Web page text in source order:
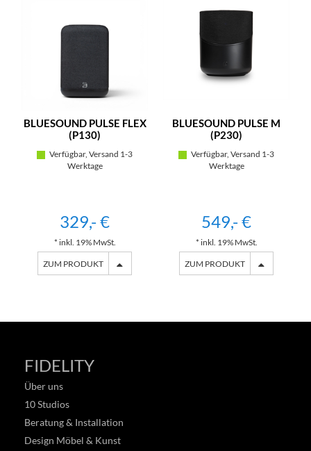
BLUESOUND PULSE FLEX
(P130)
Verfügbar, Versand 1-3
Werktage
329,- €
* inkl. 19% MwSt.
ZUM PRODUKT
BLUESOUND PULSE M
(P230)
Verfügbar, Versand 1-3
Werktage
549,- €
* inkl. 19% MwSt.
ZUM PRODUKT
FIDELITY
Über uns
10 Studios
Beratung & Installation
Design Möbel & Kunst